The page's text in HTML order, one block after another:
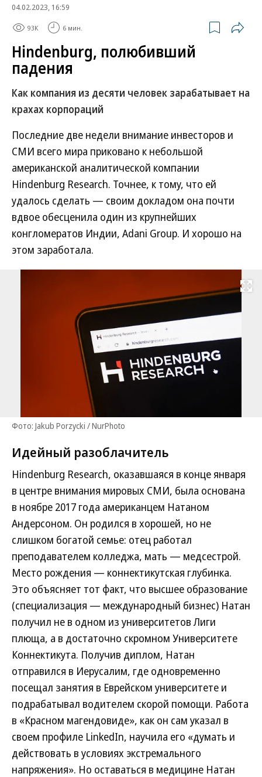
04.02.2023, 16:59
93K 6 мин.
Hindenburg, полюбивший
падения
Как компания из десяти человек зарабатывает на
крахах корпораций
Последние две недели внимание инвесторов и
СМИ всего мира приковано к небольшой
американской аналитической компании
Hindenburg Research. Точнее, к тому, что ей
удалось сделать — своим докладом она почти
вдвое обесценила один из крупнейших
конгломератов Индии, Adani Group. И хорошо на
этом заработала.
Развернуть
Фото: Jakub Porzycki / NurPhoto
Идейный разоблачитель
Hindenburg Research, оказавшаяся в конце января
в центре внимания мировых СМИ, была основана
в ноябре 2017 года американцем Натаном
Андерсоном. Он родился в хорошей, но не
слишком богатой семье: отец работал
преподавателем колледжа, мать — медсестрой.
Место рождения — коннектикутская глубинка.
Это объясняет тот факт, что высшее образование
(специализация — международный бизнес) Натан
получил не в одном из университетов Лиги
плюща, а в достаточно скромном Университете
Коннектикута. Получив диплом, Натан
отправился в Иерусалим, где одновременно
посещал занятия в Еврейском университете и
подрабатывал водителем скорой помощи. Работа
в «Красном магендовиде», как он сам указал в
своем профиле LinkedIn, научила его «думать и
действовать в условиях экстремального
напряжения». Но оставаться в медицине Натан